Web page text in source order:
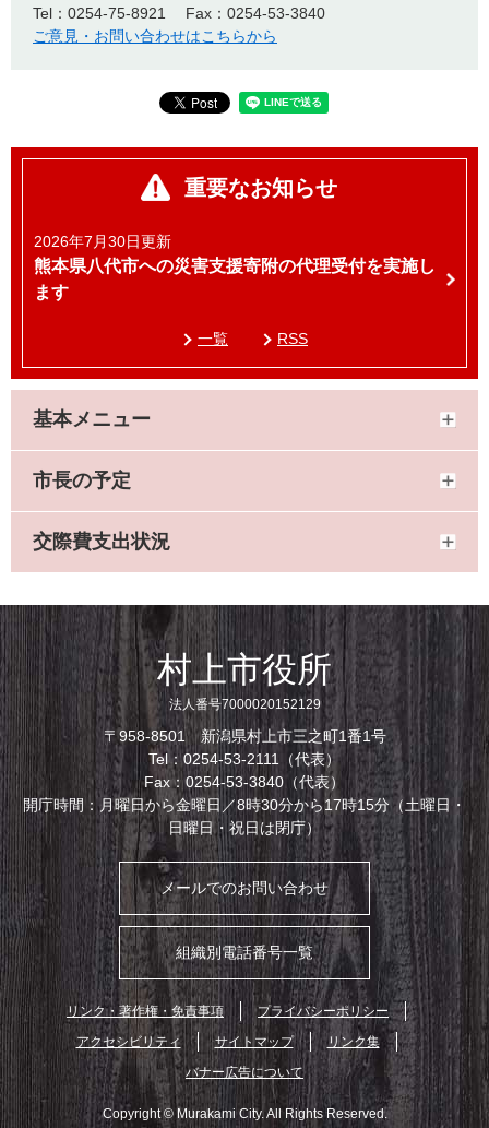
Tel：0254-75-8921
Fax：0254-53-3840
ご意見・お問い合わせはこちらから
重要なお知らせ
2026年7月30日更新
熊本県八代市への災害支援寄附の代理受付を実施し
ます
一覧 RSS
基本メニュー
市長の予定
交際費支出状況
村上市役所
法人番号7000020152129
〒958-8501 新潟県村上市三之町1番1号
Tel：0254-53-2111（代表）
Fax：0254-53-3840（代表）
開庁時間：月曜日から金曜日／8時30分から17時15分（土曜日・
日曜日・祝日は閉庁）
メールでのお問い合わせ
組織別電話番号一覧
リンク・著作権・免責事項
プライバシーポリシー
アクセシビリティ
サイトマップ
リンク集
バナー広告について
Copyright © Murakami City. All Rights Reserved.